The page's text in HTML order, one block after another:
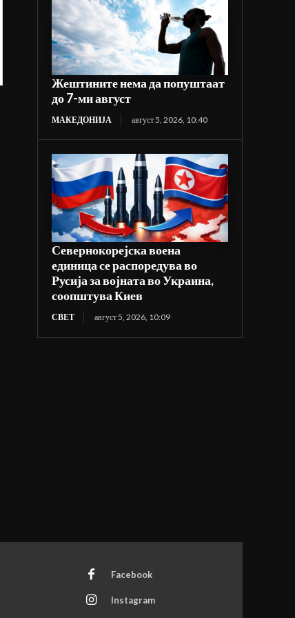
Жештините нема да попуштаат
до 7-ми август
МАКЕДОНИЈА август 5, 2026, 10:40
Севернокорејска воена
единица се распоредува во
Русија за војната во Украина,
соопштува Киев
СВЕТ август 5, 2026, 10:09
Facebook
Instagram